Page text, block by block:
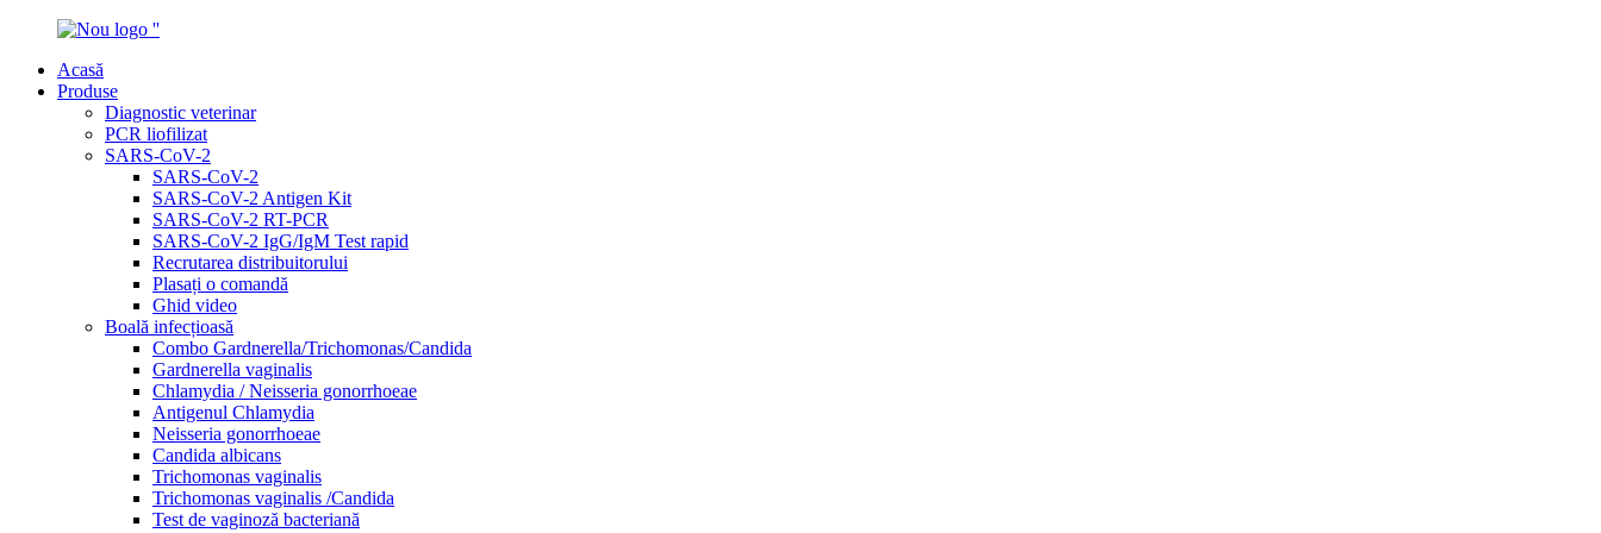
Acasă
Produse
Diagnostic veterinar
PCR liofilizat
SARS-CoV-2
SARS-CoV-2
SARS-CoV-2 Antigen Kit
SARS-CoV-2 RT-PCR
SARS-CoV-2 IgG/IgM Test rapid
Recrutarea distribuitorului
Plasați o comandă
Ghid video
Boală infecțioasă
Combo Gardnerella/Trichomonas/Candida
Gardnerella vaginalis
Chlamydia / Neisseria gonorrhoeae
Antigenul Chlamydia
Neisseria gonorrhoeae
Candida albicans
Trichomonas vaginalis
Trichomonas vaginalis /Candida
Test de vaginoză bacteriană